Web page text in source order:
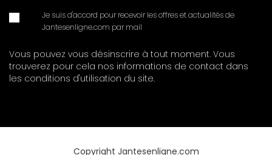
Je suis d'accord pour recevoir les offres et actualités de
Jantesenligne.com par mail
Vous pouvez vous désinscrire à tout moment. Vous
trouverez pour cela nos informations de contact dans
les conditions d'utilisation du site.
Copyright Jantesenligne.com